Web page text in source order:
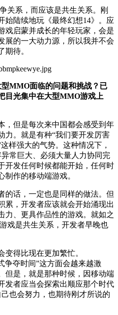
关系，而应该是共生关系。刚
始陆续地玩《最终幻想14》。应
戏启蒙并成长的年轻玩家，会是
展的一大动力源，所以我并不会
期待。
MMO面临的问题和挑战？已
目光集中在大型MMO游戏上
，但是每次来中国都会感受到年
力。就是有种“我们要开发厉害
样强大的气势。这种情况下，
常巨大、必须大量人力协同完
开发任何时候都能开始，任何时
制作的移动端游戏。
的话，一定也是同样的做法。但
累，开发者应该就会开始涌现出
力、更具作品性的游戏。就如之
戏是共生关系，开发者早晚也
得比现在更加繁忙。
争夺时间”这方面会越来越激
但是，就是那种时候，因移动端
发者应当会探索出顺应那个时代
也会努力，也期待刚才所说的